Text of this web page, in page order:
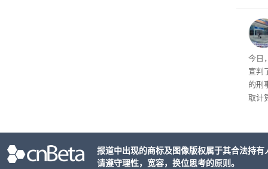
品
美元)
多
今日
宣判
的刑
取计
报道中出现的商标及图像版权属于其合法持
请遵守理性，宽容，换位思考的原则。